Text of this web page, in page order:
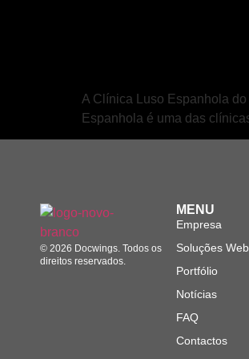
Clínica Luso
A Clínica Luso Espanhola
Espanhola é uma das
© 2026 Docwings. Todos os
direitos reservados.
MENU
Empresa
Soluções Web
Portfólio
Notícias
FAQ
Contactos